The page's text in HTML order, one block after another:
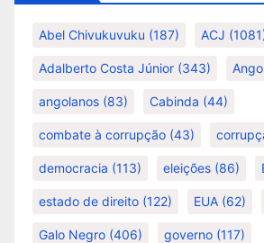
Abel Chivukuvuku (187) ACJ
Adalberto Costa Júnior (343)
angolanos (83) Cabinda (44)
combate à corrupção (43)
democracia (113) eleições (86)
estado de direito (122) EUA (62)
Galo Negro (406) governo (117)